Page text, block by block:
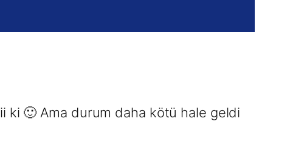
ki 🙂 Ama durum daha kötü hale geldi